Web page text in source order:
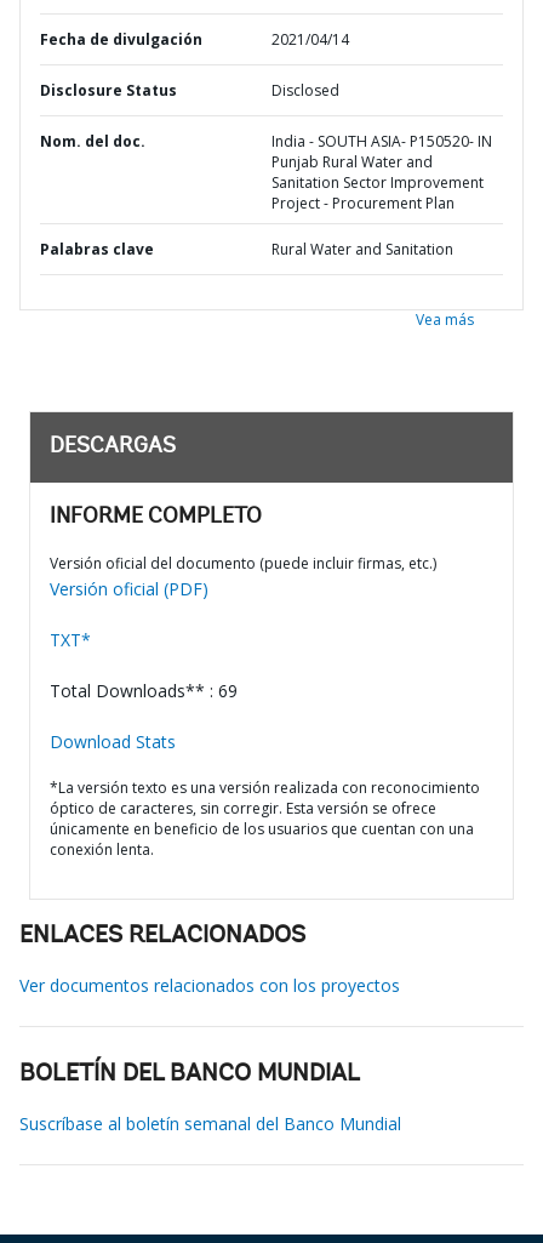
Fecha de divulgación 2021/04/14
Disclosure Status Disclosed
Nom. del doc.
India - SOUTH ASIA- P150520- IN
Punjab Rural Water and
Sanitation Sector Improvement
Project - Procurement Plan
Palabras clave Rural Water and Sanitation
Vea más
DESCARGAS
INFORME COMPLETO
Versión oficial del documento (puede incluir firmas, etc.)
Versión oficial (PDF)
TXT*
Total Downloads** : 69
Download Stats
*La versión texto es una versión realizada con reconocimiento
óptico de caracteres, sin corregir. Esta versión se ofrece
únicamente en beneficio de los usuarios que cuentan con una
conexión lenta.
ENLACES RELACIONADOS
Ver documentos relacionados con los proyectos
BOLETÍN DEL BANCO MUNDIAL
Suscríbase al boletín semanal del Banco Mundial